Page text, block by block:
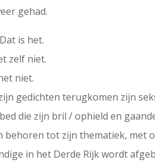
gehad.
is het.
zelf niet.
niet.
gedichten terugkomen zijn
die zijn bril / ophield en
behoren tot zijn thematiek, met
in het Derde Rijk wordt